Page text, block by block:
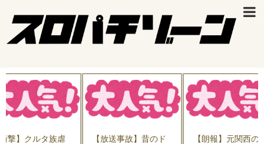
撃】クルタ族虐
【放送事故】昔のド
【朗報】元関西の